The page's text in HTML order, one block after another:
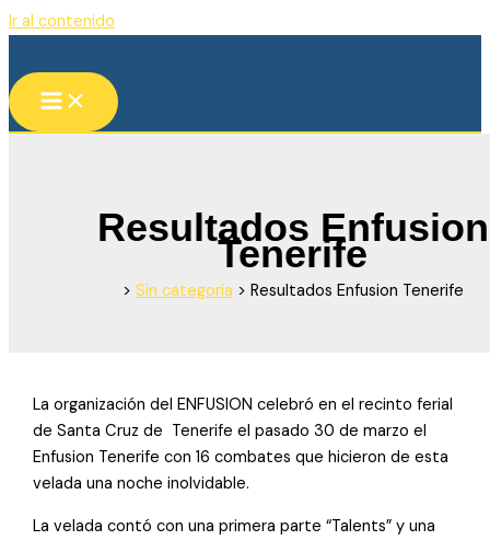
Ir al contenido
Resultados Enfusion
Tenerife
> Sin categoría > Resultados Enfusion Tenerife
La organización del ENFUSION celebró en el recinto ferial
de Santa Cruz de Tenerife el pasado 30 de marzo el
Enfusion Tenerife con 16 combates que hicieron de esta
velada una noche inolvidable.
La velada contó con una primera parte “Talents” y una